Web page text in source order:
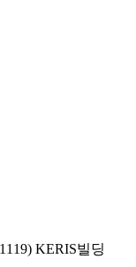
KERIS빌딩